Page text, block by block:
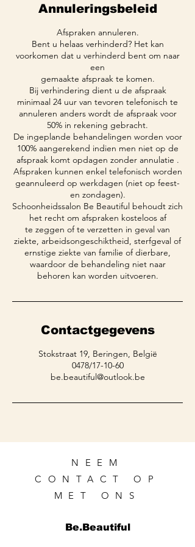
Annuleringsbeleid
Afspraken annuleren.
Bent u helaas verhinderd? Het kan
voorkomen dat u verhinderd bent om naar
een
gemaakte afspraak te komen.
Bij verhindering dient u de afspraak
minimaal 24 uur van tevoren telefonisch te
annuleren anders wordt de afspraak voor
50% in rekening gebracht.
De ingeplande behandelingen worden voor
100% aangerekend indien men niet op de
afspraak komt opdagen zonder annulatie .
Afspraken kunnen enkel telefonisch worden
geannuleerd op werkdagen (niet op feest-
en zondagen).
Schoonheidssalon Be Beautiful behoudt zich
het recht om afspraken kosteloos af
te zeggen of te verzetten in geval van
ziekte, arbeidsongeschiktheid, sterfgeval of
ernstige ziekte van familie of dierbare,
waardoor de behandeling niet naar
behoren kan worden uitvoeren.
Contactgegevens
Stokstraat 19, Beringen, België
0478/17-10-60
be.beautiful@outlook.be
NEEM
CONTACT OP
MET ONS
Be.Beautiful